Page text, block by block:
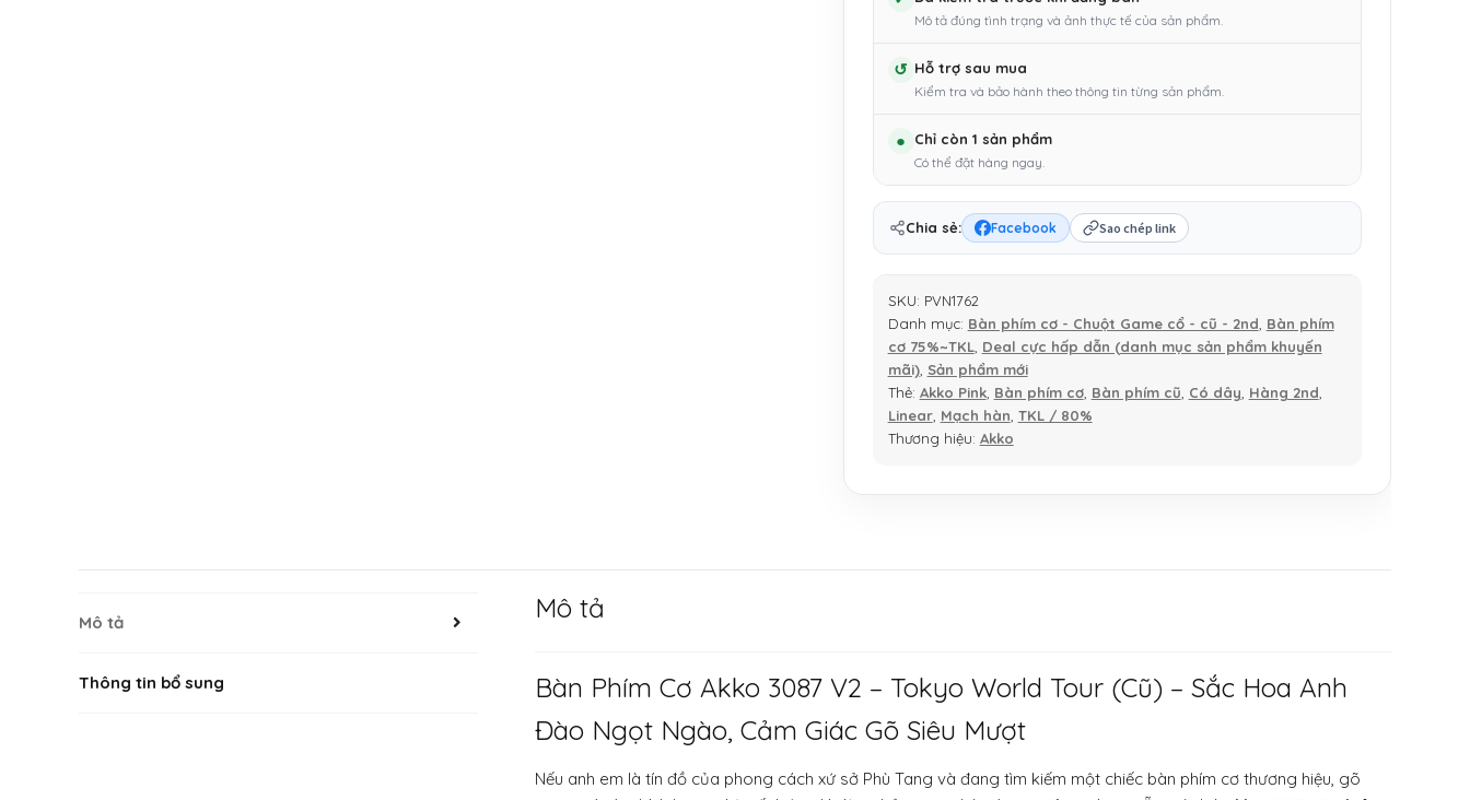
Tokyo
Tour
Switch
Pink
MKShop
lượng
Mô tả đúng tình trạng và ảnh thực tế của sản phẩm.
↺ Hỗ trợ sau mua
Kiểm tra và bảo hành theo thông tin từng sản phẩm.
● Chỉ còn 1 sản phẩm
Có thể đặt hàng ngay.
Chia sẻ: Facebook Sao chép link
SKU: PVN1762
Danh mục: Bàn phím cơ - Chuột Game cổ - cũ - 2nd, Bàn phím
cơ 75%~TKL, Deal cực hấp dẫn (danh mục sản phẩm khuyến
mãi), Sản phẩm mới
Thẻ: Akko Pink, Bàn phím cơ, Bàn phím cũ, Có dây, Hàng 2nd,
Linear, Mạch hàn, TKL / 80%
Thương hiệu: Akko
Mô tả
Thông tin bổ sung
Mô tả
Bàn Phím Cơ Akko 3087 V2 – Tokyo World Tour (Cũ) – Sắc Hoa Anh
Đào Ngọt Ngào, Cảm Giác Gõ Siêu Mượt
Nếu anh em là tín đồ của phong cách xứ sở Phù Tang và đang tìm kiếm một chiếc bàn phím cơ thương hiệu, gõ